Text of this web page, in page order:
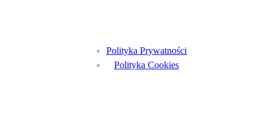
Polityka Prywatności
Polityka Cookies